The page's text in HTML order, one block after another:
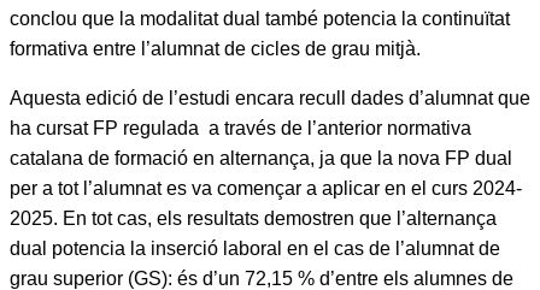
conclou que la modalitat dual també potencia la continuïtat
formativa entre l’alumnat de cicles de grau mitjà.
Aquesta edició de l’estudi encara recull dades d’alumnat que
ha cursat FP regulada a través de l’anterior normativa
catalana de formació en alternança, ja que la nova FP dual
per a tot l’alumnat es va començar a aplicar en el curs 2024-
2025. En tot cas, els resultats demostren que l’alternança
dual potencia la inserció laboral en el cas de l’alumnat de
grau superior (GS): és d’un 72,15 % d’entre els alumnes de